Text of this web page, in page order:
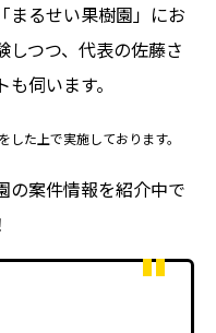
まるせい果樹園」にお
しつつ、代表の佐藤さ
伺います。
た上で実施しております。
案件情報を紹介中で